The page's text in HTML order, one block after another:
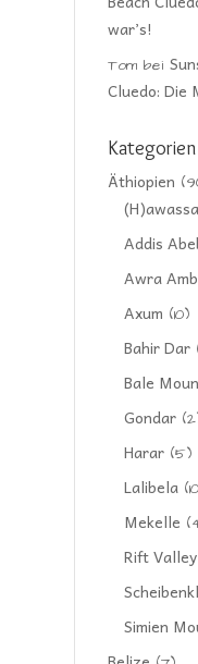
war’s!
Tom bei
Cluedo: Die
Kategorien
Äthiopien
(H)awassa
Addis
Awra
Axum (10)
Bahir Dar
Bale
Gondar
Harar (5)
Lalibela
Mekelle
Rift Valley
Simien